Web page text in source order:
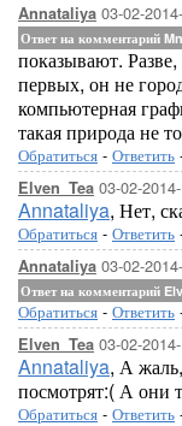
Annataliya 03-02-
Ответ на комментарий
показывают.
первых, он не
компьютерная
такая природа не
Обратиться - Ответить
Elven_Tea 03-02-
Annataliya, Нет,
Обратиться - Ответить
Annataliya 03-02-
Ответ на комментарий
Обратиться - Ответить
Elven_Tea 03-02-
Annataliya, А
посмотрят:( А они
Обратиться - Ответить